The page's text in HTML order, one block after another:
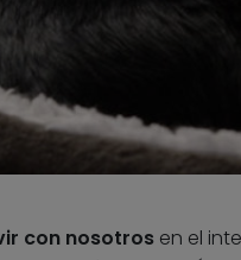
con nosotrosen el